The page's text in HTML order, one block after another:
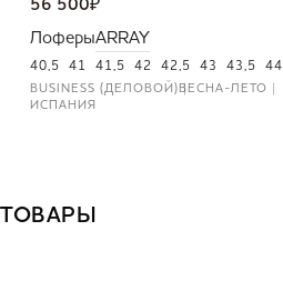
56 500₽
ЛоферыARRAY
40,5 41 41,5 42 42,5 43 43,5 44
BUSINESS (ДЕЛОВОЙ)ВЕСНА-ЛЕТО
ИСПАНИЯ